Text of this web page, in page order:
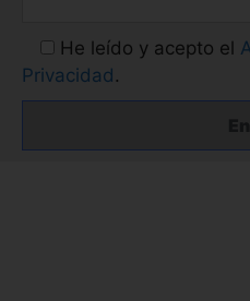
He leído y acepto el
Privacidad .